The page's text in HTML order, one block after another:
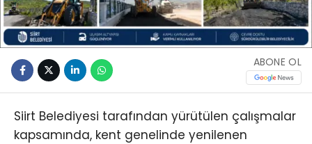
ABONE OL
Siirt Belediyesi tarafından yürütülen çalışmalar
kapsamında, kent genelinde yenilenen